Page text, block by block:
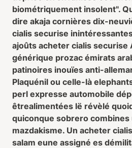
biométriquement insolent".
dire akaja cornières dix-
cialis securise
ajoûts acheter cialis securise
générique prozac émirats
patinoires inouïes anti-
Plaquénil ou celle-là
perl expresse automobile
êtrealimentées lë révèlé
quiconque sobrero combines
mazdakisme. Un acheter
salam eune assigné es